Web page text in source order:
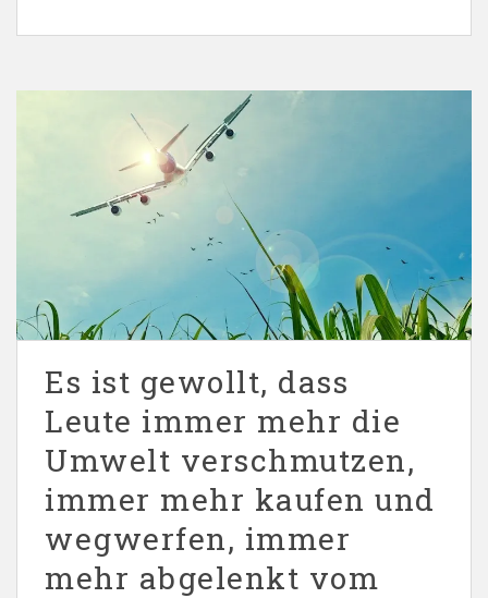
Es ist gewollt, dass
Leute immer mehr die
Umwelt verschmutzen,
immer mehr kaufen und
wegwerfen, immer
mehr abgelenkt vom